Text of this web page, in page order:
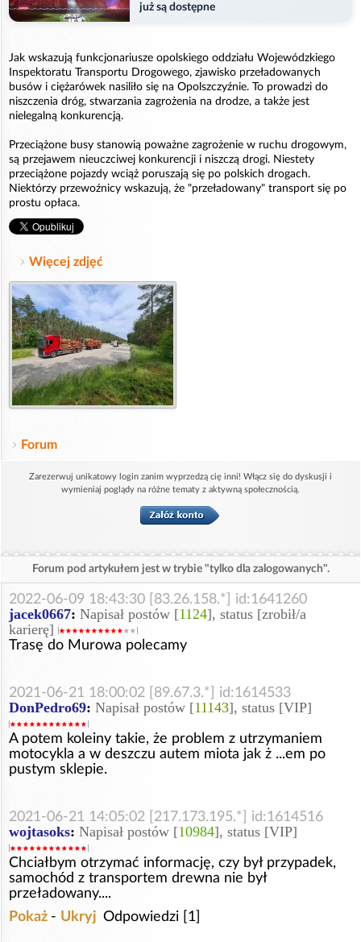
już są dostępne
Jak wskazują funkcjonariusze opolskiego oddziału Wojewódzkiego
Inspektoratu Transportu Drogowego, zjawisko przeładowanych
busów i ciężarówek nasiliło się na Opolszczyźnie. To prowadzi do
niszczenia dróg, stwarzania zagrożenia na drodze, a także jest
nielegalną konkurencją.
Przeciążone busy stanowią poważne zagrożenie w ruchu drogowym,
są przejawem nieuczciwej konkurencji i niszczą drogi. Niestety
przeciążone pojazdy wciąż poruszają się po polskich drogach.
Niektórzy przewoźnicy wskazują, że "przeładowany" transport się po
prostu opłaca.
Więcej zdjęć
Forum
Zarezerwuj unikatowy login zanim wyprzedzą cię inni! Włącz się do dyskusji i
wymieniaj poglądy na różne tematy z aktywną społecznością.
Forum pod artykułem jest w trybie "tylko dla zalogowanych".
2022-06-09 18:43:30 [83.26.158.*] id:1641260
jacek0667: Napisał postów [1124], status [zrobił/a
karierę]
Trasę do Murowa polecamy
2021-06-21 18:00:02 [89.67.3.*] id:1614533
DonPedro69: Napisał postów [11143], status [VIP]
A potem koleiny takie, że problem z utrzymaniem
motocykla a w deszczu autem miota jak ż ...em po
pustym sklepie.
2021-06-21 14:05:02 [217.173.195.*] id:1614516
wojtasoks: Napisał postów [10984], status [VIP]
Chciałbym otrzymać informację, czy był przypadek,
samochód z transportem drewna nie był
przeładowany....
Pokaż - Ukryj Odpowiedzi [1]